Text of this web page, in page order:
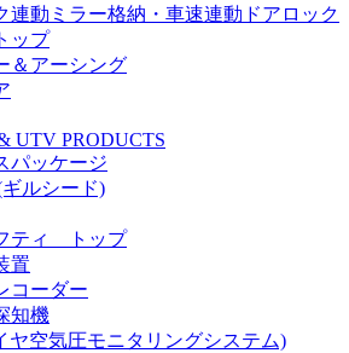
連動ミラー格納・車速連動ドアロック
ップ
＆アーシング
UTV PRODUCTS
パッケージ
ルシード)
ティ トップ
置
コーダー
知機
ヤ空気圧モニタリングシステム)